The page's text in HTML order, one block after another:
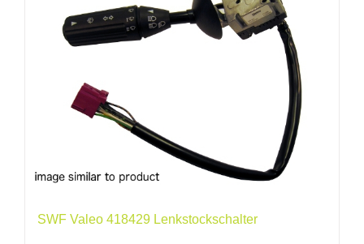
SWF Valeo 418429 Lenkstockschalter